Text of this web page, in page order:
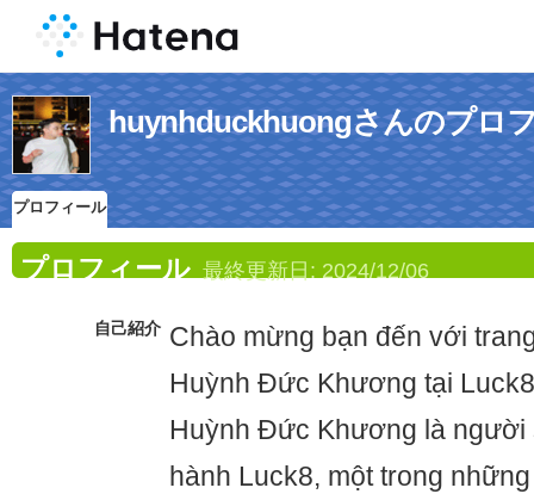
huynhduckhuongさんのプロ
プロフィール
プロフィール 最終更新日: 2024/12/06
自己紹介 Chào mừng bạn đến với
Huỳnh Đức Khương tại
Huỳnh Đức Khương là người
hành Luck8, một trong